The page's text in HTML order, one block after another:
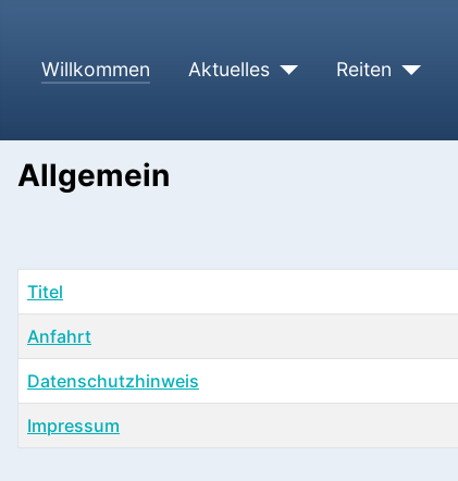
Willkommen Aktuelles Reiten
Allgemein
Titel
Anfahrt
Datenschutzhinweis
Impressum